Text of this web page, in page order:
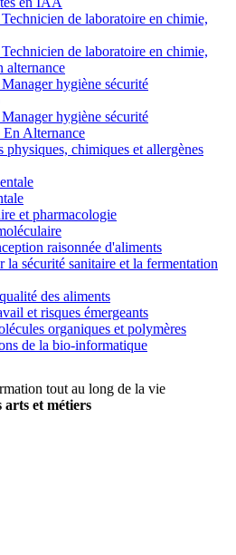
de laboratoire en chimie,
de laboratoire en chimie,
alternance
hygiène sécurité
hygiène sécurité
Alternance
physiques, chimiques et allergènes
et pharmacologie
raisonnée d'aliments
sécurité sanitaire et la fermentation
des aliments
et risques émergeants
organiques et polymères
de la bio-informatique
tout au long de la vie
arts et métiers